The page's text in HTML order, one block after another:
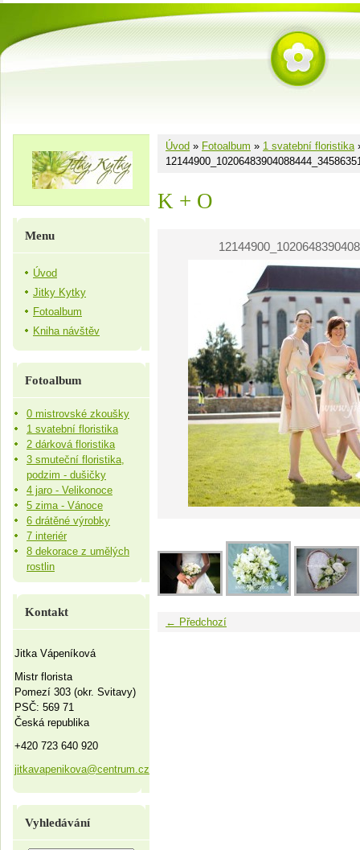
Úvod » Fotoalbum » 1 svatební floristika
K + O
← Předchozí
Menu
Úvod
Jitky Kytky
Fotoalbum
Kniha návštěv
Fotoalbum
0 mistrovské zkoušky
1 svatební floristika
2 dárková floristika
3 smuteční floristika,
podzim - dušičky
4 jaro - Velikonoce
5 zima - Vánoce
6 drátěné výrobky
7 interiér
8 dekorace z umělých
rostlin
Kontakt
Jitka Vápeníková
Mistr florista
Pomezí 303 (okr. Svitavy)
PSČ: 569 71
Česká republika
+420 723 640 920
jitkavapenikova@centrum.cz
Vyhledávání